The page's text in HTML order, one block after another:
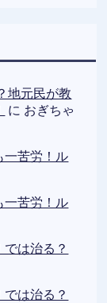
地元民が教
に おぎちゃ
一苦労！ル
一苦労！ル
は治る？
は治る？